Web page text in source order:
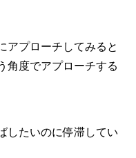
アプローチしてみると
角度でアプローチする
したいのに停滞してい